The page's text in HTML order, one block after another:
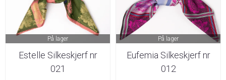
På lager
Estelle Silkeskjerf nr
021
På lager
Eufemia Silkeskjerf nr
012